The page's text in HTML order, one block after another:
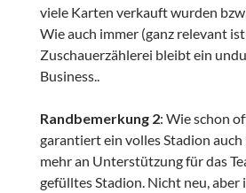
viele Karten verkauft wurden
Wie auch immer (ganz relevant
Zuschauerzählerei bleibt ein
Business..
Randbemerkung 2: Wie schon
garantiert ein volles Stadion
mehr an Unterstützung für das
gefülltes Stadion. Nicht neu, aber